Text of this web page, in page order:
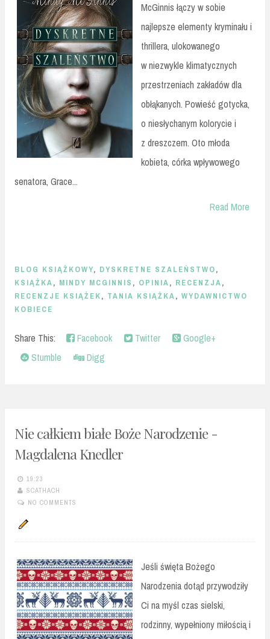
McGinnis łączy w sobie
najlepsze elementy kryminału i
thrillera, ulokowanego
w niezwykle klimatycznych
przestrzeniach zakładów dla
obłąkanych. Powieść gotycka,
o niesłychanym kolorycie i
z dreszczem. Oto młoda
kobieta, córka wpływowego
senatora, Grace...
Read More
BLOG KSIĄŻKOWY, DYSKRETNE SZALEŃSTWO,
KSIĄŻKA, MINDY MCGINNIS , OPINIA, RECENZJA,
RECENZJE KSIĄŻEK, TANIA KSIĄŻKA, WYDAWNICTWO
KOBIECE
Share This: Facebook Twitter
Google+
Stumble
Digg
Nie całkiem białe Boże Narodzenie -
Magdalena Knedler
19:23
SCATHACH
NO COMMENTS
Jeśli święta Bożego
Narodzenia dotąd przywodziły
Ci na myśl czas sielski,
rodzinny, wypełniony miłością i